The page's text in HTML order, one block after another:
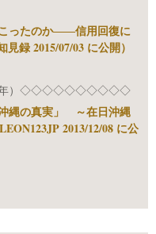
ったのか――信用回復に
録 2015/07/03 に公開）
３年）◇◇◇◇◇◇◇◇◇◇
縄の真実」 ～在日沖縄
2013/12/08 に公